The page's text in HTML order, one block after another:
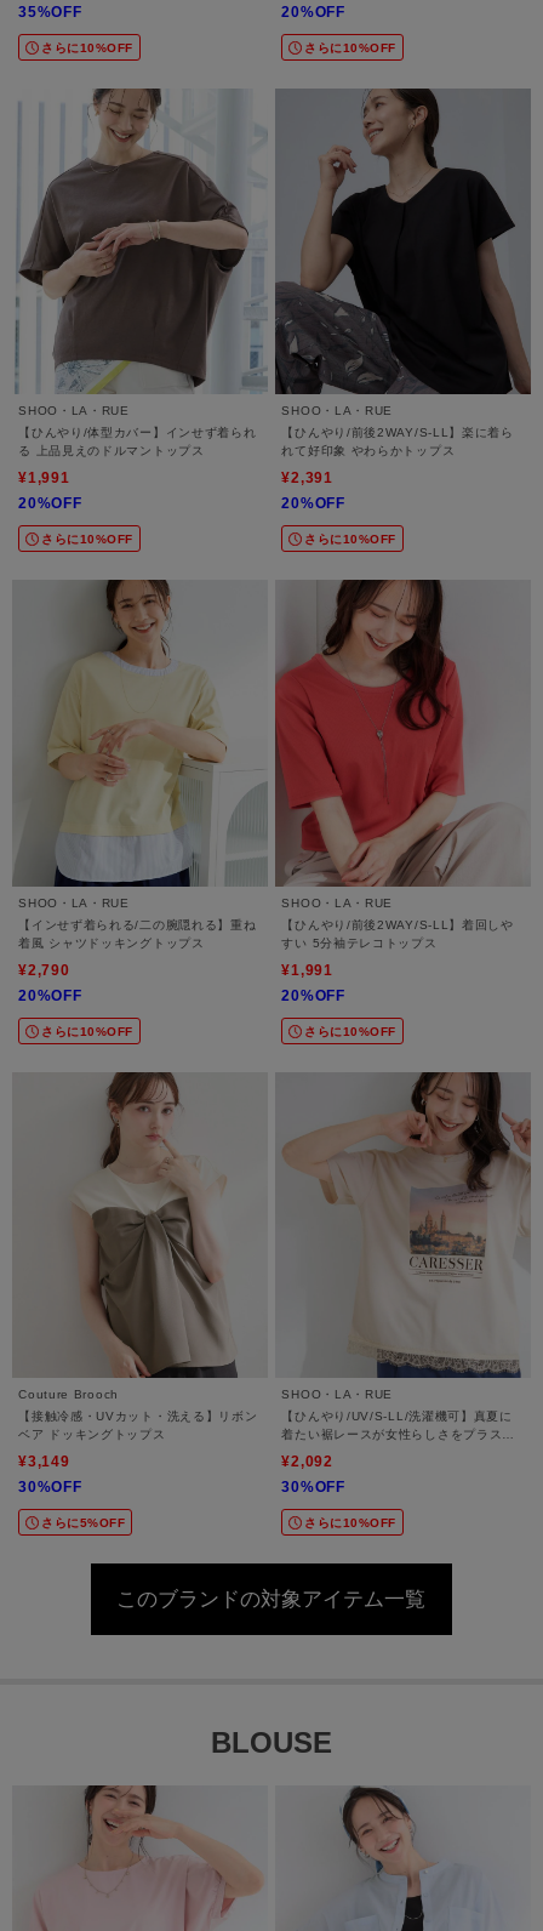
35%OFF
さらに10%OFF
20%OFF
さらに10%OFF
SHOO・LA・RUE
【ひんやり/体型カバー】インせず着られ
る 上品見えのドルマントップス
¥1,991
20%OFF
さらに10%OFF
SHOO・LA・RUE
【ひんやり/前後2WAY/S-LL】楽に着ら
れて好印象 やわらかトップス
¥2,391
20%OFF
さらに10%OFF
SHOO・LA・RUE
【インせず着られる/二の腕隠れる】重ね
着風 シャツドッキングトップス
¥2,790
20%OFF
さらに10%OFF
SHOO・LA・RUE
【ひんやり/前後2WAY/S-LL】着回しや
すい 5分袖テレコトップス
¥1,991
20%OFF
さらに10%OFF
Couture Brooch
【接触冷感・UVカット・洗える】リボン
ベア ドッキングトップス
¥3,149
30%OFF
さらに5%OFF
SHOO・LA・RUE
【ひんやり/UV/S-LL/洗濯機可】真夏に
着たい裾レースが女性らしさをプラスす
る プリントアソートTシャツ
¥2,092
30%OFF
さらに10%OFF
このブランドの対象アイテム一覧
BLOUSE